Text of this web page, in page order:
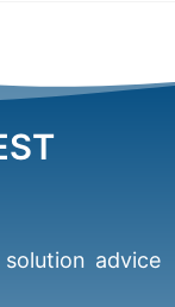
advice